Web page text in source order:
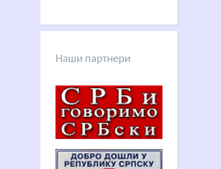
Наши партнери